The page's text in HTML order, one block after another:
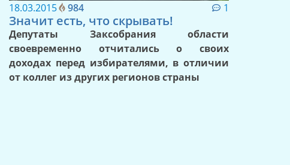
18.03.2015 984 1
Значит есть, что скрывать!
Депутаты Заксобрания области
своевременно отчитались о своих
доходах перед избирателями, в отличии
от коллег из других регионов страны